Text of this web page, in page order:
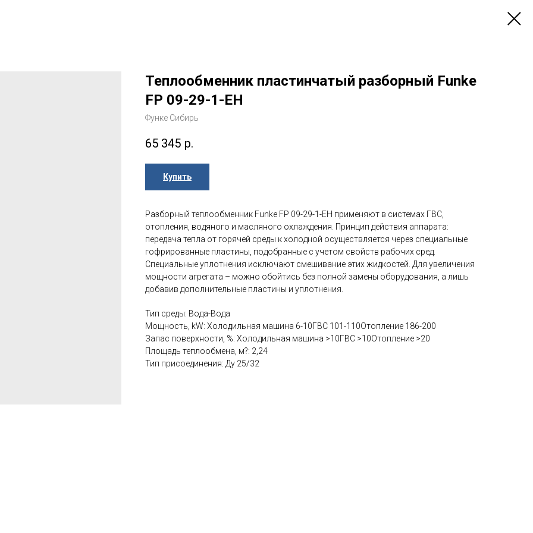
Теплообменник пластинчатый разборный Funke
FP 09-29-1-EH
Функе Сибирь
65 345 р.
Купить
Разборный теплообменник Funke FP 09-29-1-EH применяют в системах ГВС,
отопления, водяного и масляного охлаждения. Принцип действия аппарата:
передача тепла от горячей среды к холодной осуществляется через специальные
гофрированные пластины, подобранные с учетом свойств рабочих сред.
Специальные уплотнения исключают смешивание этих жидкостей. Для увеличения
мощности агрегата – можно обойтись без полной замены оборудования, а лишь
добавив дополнительные пластины и уплотнения.
Тип среды: Вода-Вода
Мощность, kW: Холодильная машина 6-10ГВС 101-110Отопление 186-200
Запас поверхности, %: Холодильная машина >10ГВС >10Отопление >20
Площадь теплообмена, м?: 2,24
Тип присоединения: Ду 25/32